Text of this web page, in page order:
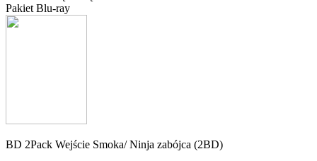
Pakiet Blu-ray
BD 2Pack Wejście Smoka/ Ninja zabójca (2BD)